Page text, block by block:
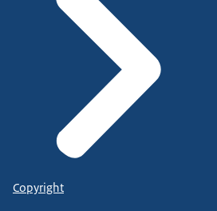
Copyright